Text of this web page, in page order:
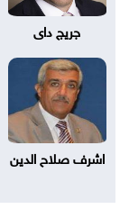
جريج داى
اشرف صلاح الدين